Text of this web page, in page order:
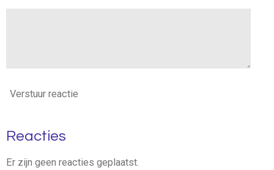
Verstuur reactie
Reacties
Er zijn geen reacties geplaatst.